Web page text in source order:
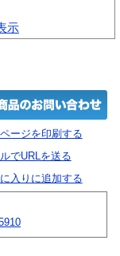
示
ージを印刷する
でURLを送る
入りに追加する